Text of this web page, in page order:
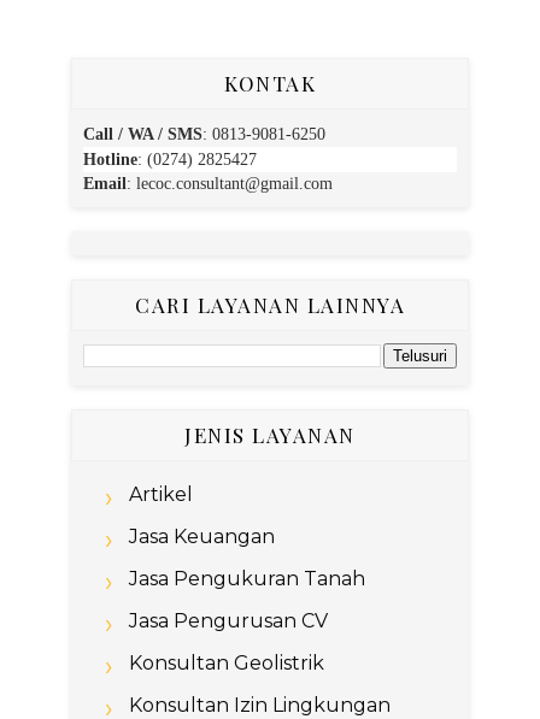
KONTAK
Call / WA / SMS: 0813-9081-6250
Hotline: (0274) 2825427
Email: lecoc.consultant@gmail.com
CARI LAYANAN LAINNYA
JENIS LAYANAN
Artikel
Jasa Keuangan
Jasa Pengukuran Tanah
Jasa Pengurusan CV
Konsultan Geolistrik
Konsultan Izin Lingkungan